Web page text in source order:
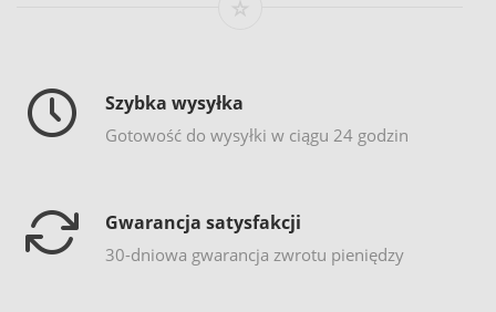
Szybka wysyłka
Gotowość do wysyłki w ciągu 24 godzin
Gwarancja satysfakcji
30-dniowa gwarancja zwrotu pieniędzy